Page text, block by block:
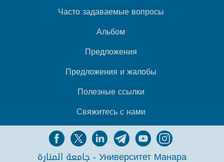
Часто задаваемые вопросы
Альбом
Предложения
Предложения и жалобы
Полезные ссылки
Свяжитесь с нами
جامعة المنارة - Университет Манара